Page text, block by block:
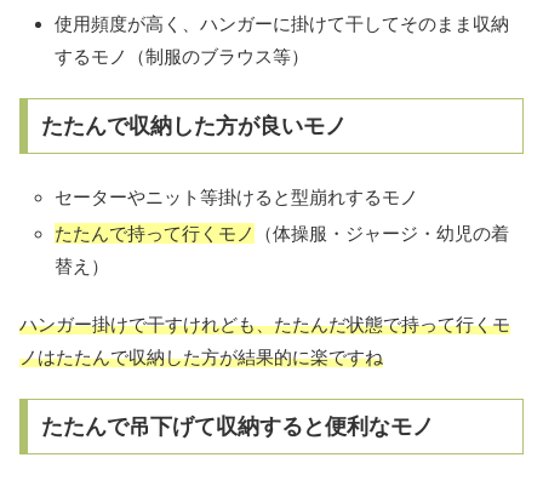
使用頻度が高く、ハンガーに掛けて干してそのまま収納
するモノ（制服のブラウス等）
たたんで収納した方が良いモノ
セーターやニット等掛けると型崩れするモノ
たたんで持って行くモノ
（体操服・ジャージ・幼児の着
替え）
ハンガー掛けで干すけれども、たたんだ状態で持って行くモ
ノはたたんで収納した方が結果的に楽ですね
たたんで吊下げて収納すると便利なモノ